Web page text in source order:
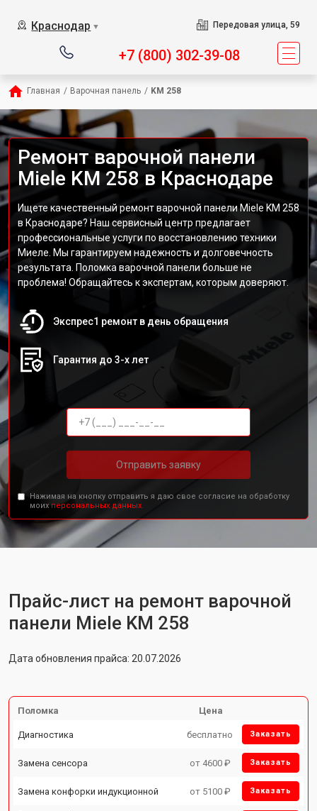
Краснодар ▼ Передовая улица, 59
+7 (800) 302-39-08
Главная / Варочная панель / KM 258
Ремонт варочной панели
Miele KM 258 в Краснодаре
Ищете качественный ремонт варочной панели Miele KM 258
в Краснодаре? Наш сервисный центр предлагает
профессиональные услуги по восстановлению техники
Миеле. Мы гарантируем надежность и долговечность
результата. Поломка варочной панели больше не
проблема! Обращайтесь к экспертам, которым доверяют.
Экспрес1 ремонт в день обращения
Гарантия до 3-х лет
Отправить заявку
Нажимая на кнопку отправить я даю свое согласие на обработку
моихперсональных данных.
Прайс-лист на ремонт варочной
панели Miele KM 258
Дата обновления прайса: 20.07.2026
Поломка Цена
Диагностика бесплатно Заказать
Замена сенсора от 4600 ₽ Заказать
Замена конфорки индукционной от 5100 ₽ Заказать